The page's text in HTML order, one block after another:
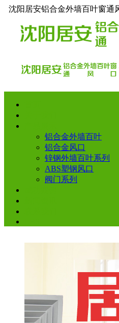
沈阳居安铝合金外墙百叶窗通
铝合金外墙百叶
铝合金风口
锌钢外墙百叶系列
ABS塑钢风口
阀门系列